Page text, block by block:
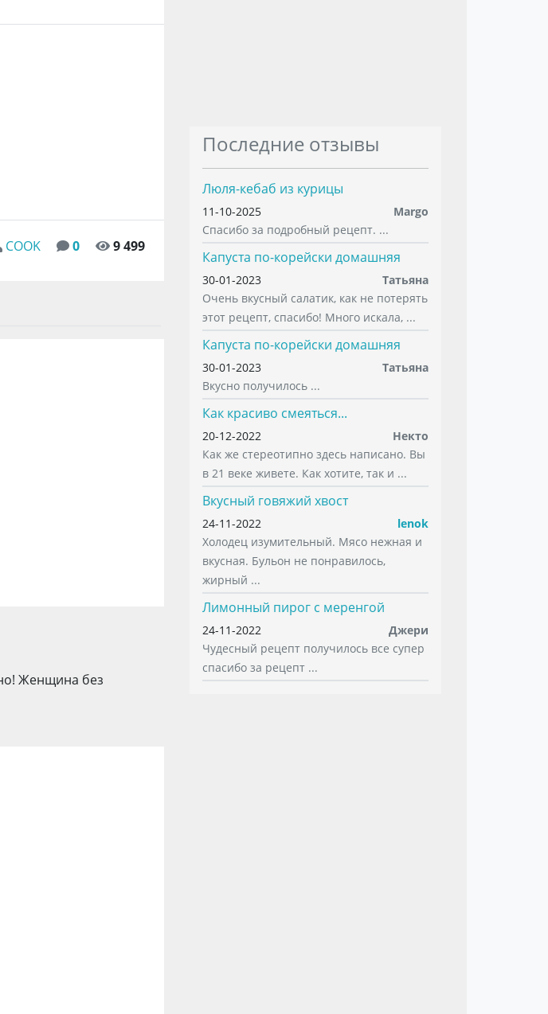
COOK 0 9 499
Женщина без
Последние отзывы
Люля-кебаб из курицы
11-10-2025
Margo
Спасибо за подробный рецепт. ...
Капуста по-корейски домашняя
30-01-2023
Татьяна
Очень вкусный салатик, как не потерять
этот рецепт, спасибо! Много искала, ...
Капуста по-корейски домашняя
30-01-2023
Татьяна
Вкусно получилось ...
Как красиво смеяться...
20-12-2022
Некто
Как же стереотипно здесь написано. Вы
в 21 веке живете. Как хотите, так и ...
Вкусный говяжий хвост
24-11-2022
lenok
Холодец изумительный. Мясо нежная и
вкусная. Бульон не понравилось,
жирный ...
Лимонный пирог с меренгой
24-11-2022
Джери
Чудесный рецепт получилось все супер
спасибо за рецепт ...